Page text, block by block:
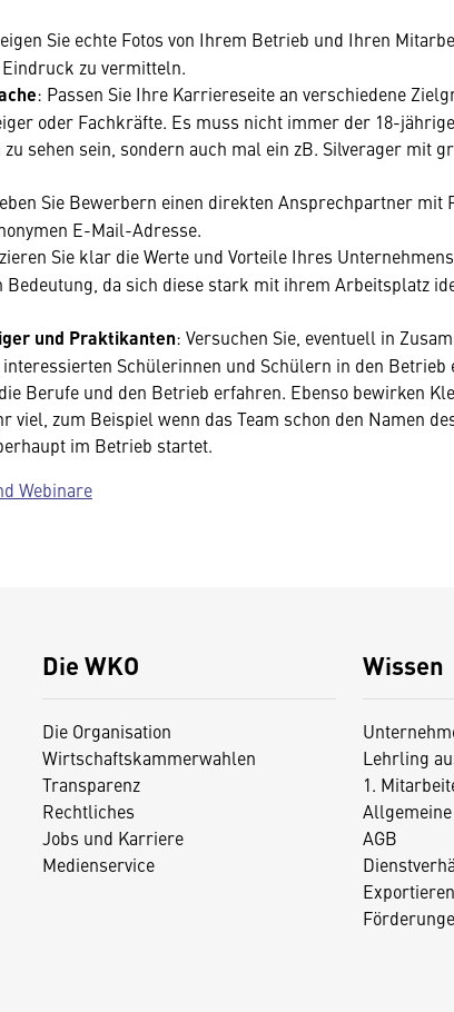
Sie echte Fotos von Ihrem Betrieb und Ihren
zu vermitteln.
: Passen Sie Ihre Karriereseite an verschiedene
oder Fachkräfte. Es muss nicht immer der 18-jährige
sehen sein, sondern auch mal ein zB. Silverager mit
Sie Bewerbern einen direkten Ansprechpartner mit
E-Mail-Adresse.
Sie klar die Werte und Vorteile Ihres
Bedeutung, da sich diese stark mit ihrem Arbeitsplatz
und Praktikanten: Versuchen Sie, eventuell in
Schülerinnen und Schülern in den Betrieb
Berufe und den Betrieb erfahren. Ebenso bewirken
viel, zum Beispiel wenn das Team schon den Namen
im Betrieb startet.
Webinare
Die WKO
Die Organisation
Wirtschaftskammerwahlen
Transparenz
Rechtliches
Jobs und Karriere
Medienservice
Wissen
Lehrling
1.
AGB